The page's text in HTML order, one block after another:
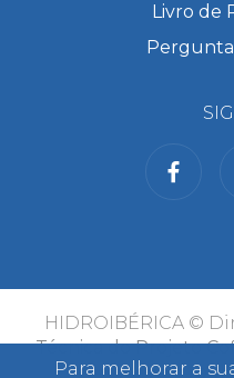
Livro de
HIDROIBÉRICA ©
Técnica do Projeto
por
Para melhorar a